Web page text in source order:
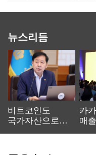
뉴스리듬
비트코인도
국가자산으로…'
카
매